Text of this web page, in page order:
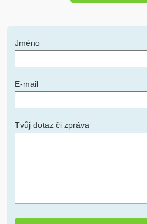
Jméno
E-mail
Tvůj dotaz či zpráva